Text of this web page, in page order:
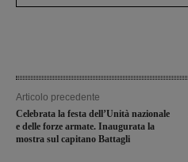
Articolo precedente
Celebrata la festa dell’Unità nazionale
e delle forze armate. Inaugurata la
mostra sul capitano Battagli